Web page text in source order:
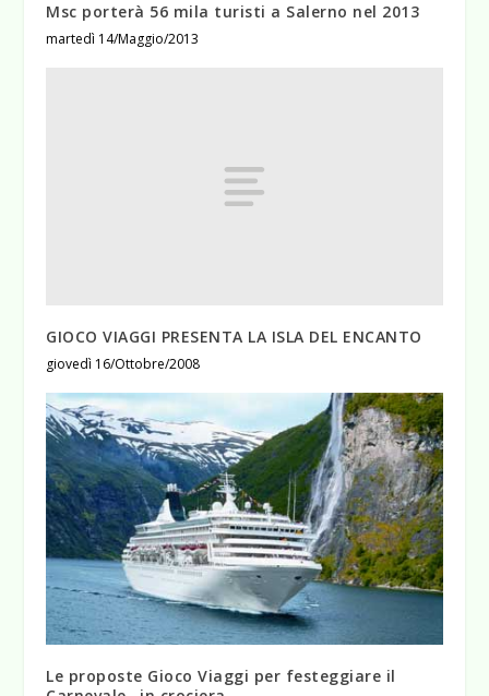
Msc porterà 56 mila turisti a Salerno nel 2013
martedì 14/Maggio/2013
GIOCO VIAGGI PRESENTA LA ISLA DEL ENCANTO
giovedì 16/Ottobre/2008
Le proposte Gioco Viaggi per festeggiare il